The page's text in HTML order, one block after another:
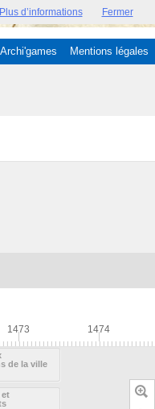
Plus d’informations Fermer
Archi'games Mentions légales
de la ville
et
1473 1474